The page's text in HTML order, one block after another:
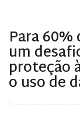
Para 60%
um
proteção
o uso de